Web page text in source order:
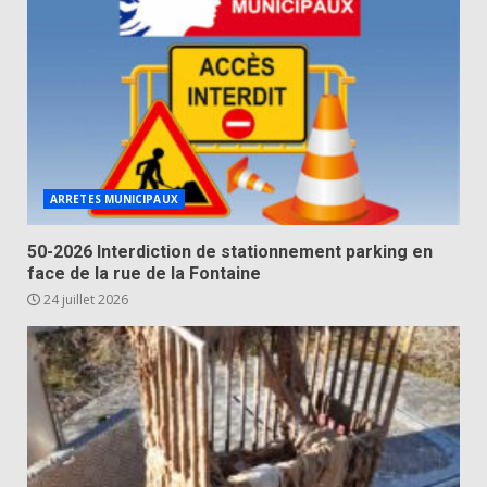
ARRETES MUNICIPAUX
50-2026 Interdiction de stationnement parking en
face de la rue de la Fontaine
24 juillet 2026